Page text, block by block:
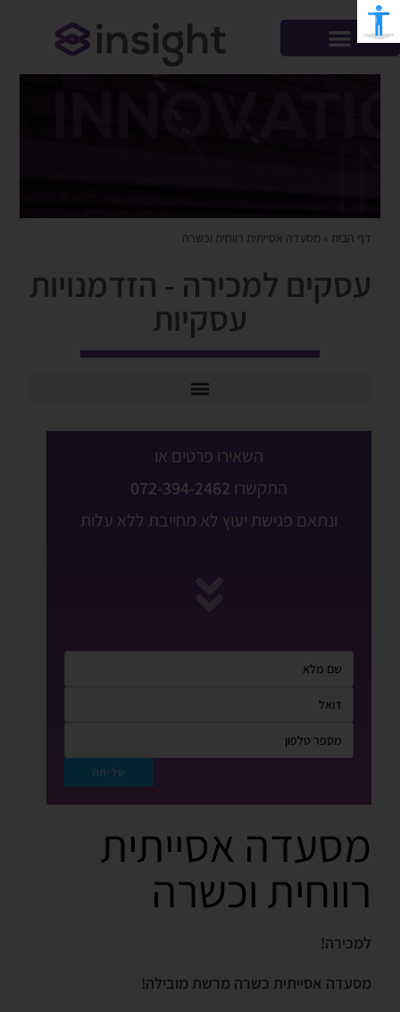
דף הבית »מסעדה אסייתית רווחית וכשרה
עסקים למכירה - הזדמנויות
עסקיות
השאירו פרטים או
התקשרו 072-394-2462
ונתאם פגישת יעוץ לא מחייבת ללא עלות
מסעדה אסייתית
רווחית וכשרה
למכירה!
מסעדה אסייתית כשרה מרשת מובילה!